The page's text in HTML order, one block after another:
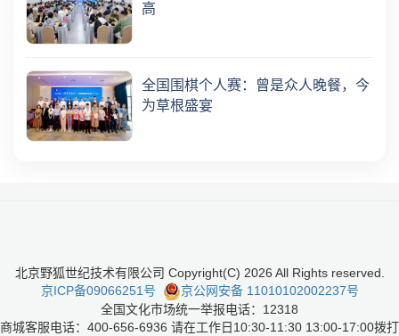
高
全国围棋个人赛：曾是众人晚餐，今
为草根盛宴
北京野狐世纪技术有限公司 Copyright(C) 2026 All Rights reserved.
京ICP备09066251号
京公网安备 11010102002237号
全国文化市场统一举报电话：12318
商城客服电话：400-656-6936 请在工作日10:30-11:30 13:00-17:00拨打